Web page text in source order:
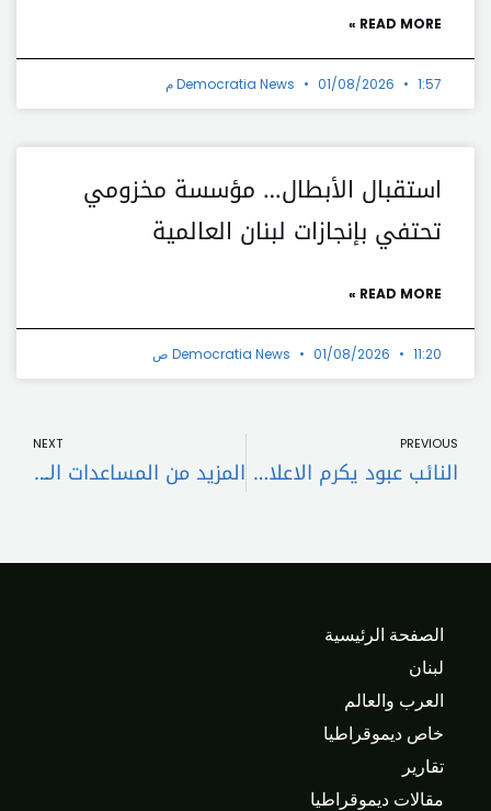
READ MORE »
Democratia News 01/08/2026 1:57 م
استقبال الأبطال… مؤسسة مخزومي
تحتفي بإنجازات لبنان العالمية
READ MORE »
Democratia News 01/08/2026 11:20 ص
PREVIOUS
النائب عبود يكرم الاعلامي انطوان العامرية
NEXT
المزيد من المساعدات الاجتماعية للمتقاعدين: التعاقد الوظيفي يعود مقنّعاً
الصفحة الرئيسية
لبنان
العرب والعالم
خاص ديموقراطيا
تقارير
مقالات ديموقراطيا